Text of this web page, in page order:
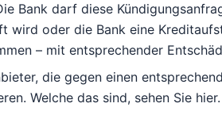
Bank darf diese
wird oder die Bank eine
– mit entsprechender
die gegen einen
Welche das sind, sehen Sie hier.